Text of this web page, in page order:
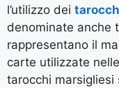
l’utilizzo dei
denominate anche
rappresentano il
carte utilizzate
tarocchi